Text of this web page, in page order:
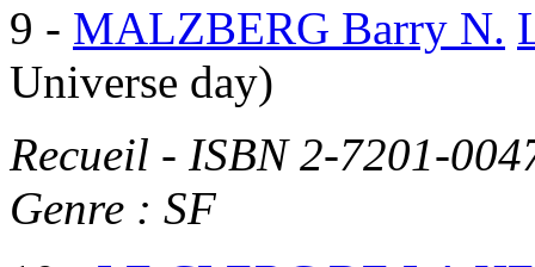
9 - MALZBERG Barry N.
Universe day)
Recueil - ISBN 2-7201-
Genre : SF